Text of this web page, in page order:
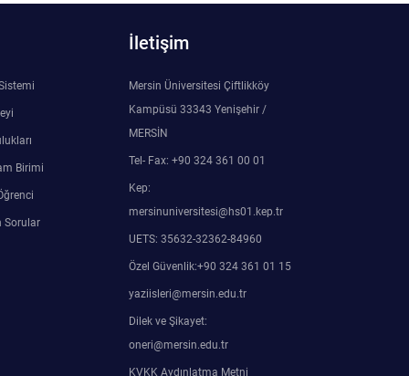
Birimi
Sorular
İletişim
Mersin Üniversitesi Çiftlikköy
Kampüsü 33343 Yenişehir /
MERSİN
Tel- Fax: +90 324 361 00 01
Kep:
mersinuniversitesi@hs01.kep.tr
UETS: 35632-32362-84960
Özel Güvenlik:+90 324 361 01 15
yaziisleri@mersin.edu.tr
Dilek ve Şikayet:
oneri@mersin.edu.tr
KVKK Aydınlatma Metni